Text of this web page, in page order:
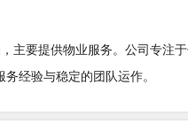
主要提供物业服务。公司专注
经验与稳定的团队运作。